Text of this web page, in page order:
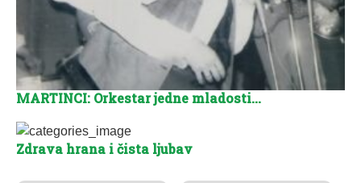
MARTINCI: Orkestar jedne mladosti…
Zdrava hrana i čista ljubav